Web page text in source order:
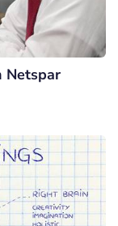
Netspar